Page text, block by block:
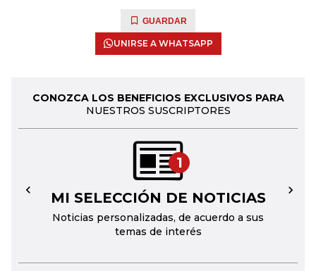
GUARDAR
UNIRSE A WHATSAPP
CONOZCA LOS BENEFICIOS EXCLUSIVOS PARA
NUESTROS SUSCRIPTORES
1
MI SELECCIÓN DE NOTICIAS
Noticias personalizadas, de acuerdo a sus
temas de interés
← →